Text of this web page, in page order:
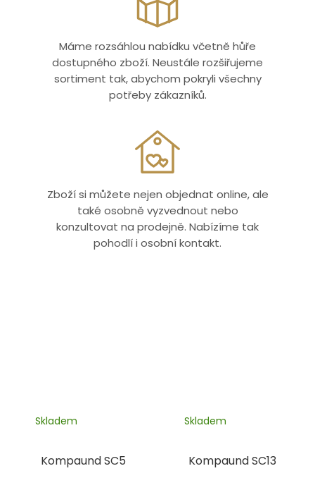
Máme rozsáhlou nabídku včetně hůře
dostupného zboží. Neustále rozšiřujeme
sortiment tak, abychom pokryli všechny
potřeby zákazníků.
Zboží si můžete nejen objednat online, ale
také osobně vyzvednout nebo
konzultovat na prodejně. Nabízíme tak
pohodlí i osobní kontakt.
Kompaund SC5
Skladem
Kompaund SC13
Skladem